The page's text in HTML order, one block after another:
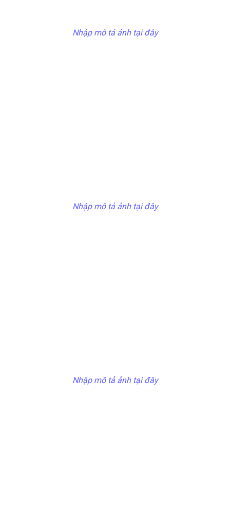
Nhập mô tả ảnh tại đây
Nhập mô tả ảnh tại đây
Nhập mô tả ảnh tại đây